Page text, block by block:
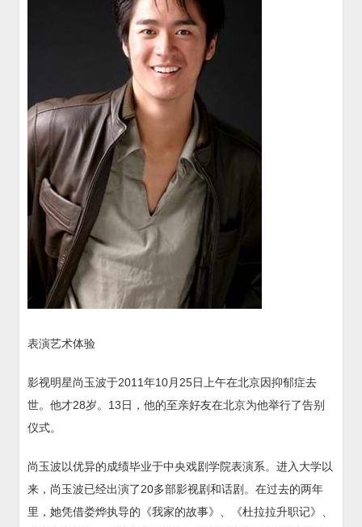
表演艺术体验
影视明星尚玉波于2011年10月25日上午在北京因抑郁症去
世。他才28岁。13日，他的至亲好友在北京为他举行了告别
仪式。
尚玉波以优异的成绩毕业于中央戏剧学院表演系。进入大学以
来，尚玉波已经出演了20多部影视剧和话剧。在过去的两年
里，她凭借娄烨执导的《我家的故事》、《杜拉拉升职记》、